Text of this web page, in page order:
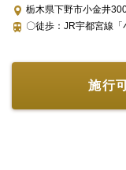
白骨壺セット(箱無し)
線香・ローソク
お別れ棺花
栃木県下野市小金井
〇徒歩：JR宇都宮線
施行